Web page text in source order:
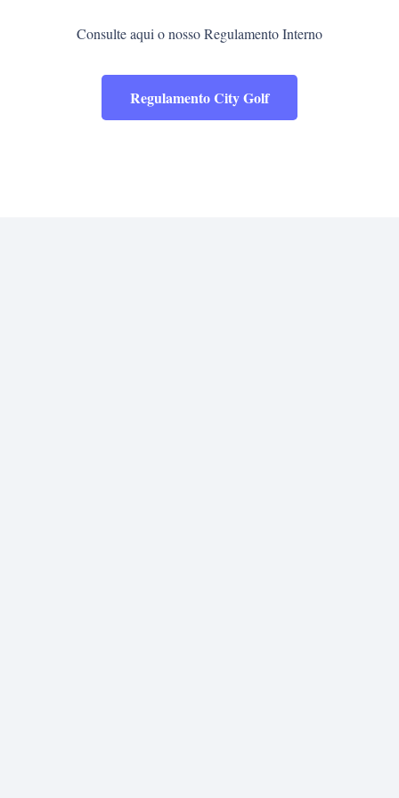
Consulte aqui o nosso Regulamento Interno
Regulamento City Golf